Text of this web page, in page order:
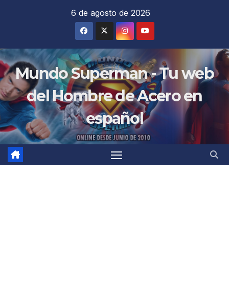
6 de agosto de 2026
Mundo Superman - Tu web
del Hombre de Acero en
español